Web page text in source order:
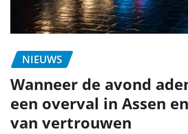
NIEUWS
Wanneer de avond
een overval in Assen
van vertrouwen